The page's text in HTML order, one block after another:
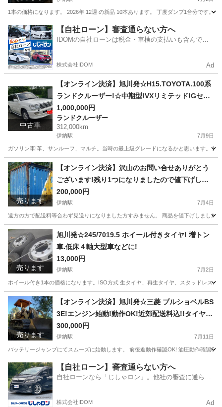
1本の価格になります。 2026年 12週 の新品 10本あります。 丁度ダンプ1台分です。
北海道 旭川市 伊納駅 タイヤ、ホイール
【自社ローン】審査通らない方へ
IDOMの自社ローンは税金・車検の支払いも含んでい
株式会社IDOM Ad
中古車
【オンライン決済】旭川発☆H15.TOYOTA.100系
ランドクルーザー!☆中期型!VXリミテッド!Gセレ
クション!!
1,000,000円
ランドクルーザー
312,000km
伊納駅 7月9日
ガソリン車!革、サンルーフ、マルチ。当時の最上級グレードになるかと思います。
北海道 旭川市 伊納駅 ランドクルーザー
売ります
【オンライン決済】沢山のお問い合せありがとう
ございます!残り1つになりましたので値下げしま
す!!旭川発☆海上.JR中古コンテナ12フィート!市
内配送料込!物置.車庫.
200,000円
伊納駅 7月4日
遠方の方で配送料等合わず見送りになりました方すみません。 商品を値下げしまし
北海道 旭川市 伊納駅
売ります
旭川発☆245/7019.5 ホイール付きタイヤ! 増トン
車.低床４軸大型車などに!
13,000円
伊納駅 7月2日
ホイール付き1本の価格になります。ISO方式 生タイヤ、再生タイヤ、スタッドレス
北海道 旭川市 伊納駅 タイヤ、ホイール
売ります
【オンライン決済】旭川発☆三菱 ブルショベルBS
3E!エンジン始動!動作OK!近郊配送料込!!タイヤシ
ョベル.ホイールローダー除雪機
300,000円
伊納駅 7月11日
バッテリージャンプにてスムーズに始動します。 前後進動作確認OK! 油圧動作確認
北海道 旭川市 伊納駅 その他 ショベル
【自社ローン】審査通らない方へ
自社ローンなら「じしゃロン」。他社の審査に通らな
株式会社IDOM Ad